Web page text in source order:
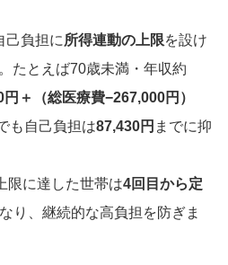
己負担に 所得連動の上限を設け
たとえば70歳未満・年収約
＋（総医療費−267,000円）
も自己負担は87,430円 までに抑
限に達した世帯は4回目から定
り、継続的な高負担を防ぎま